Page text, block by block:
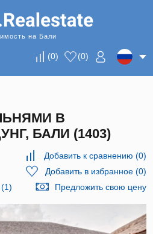
на Бали
(0) (0)
В
БАЛИ (1403)
Добавить к сравнению (0)
Добавить в избранное(0)
Предложить свою цену